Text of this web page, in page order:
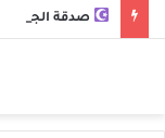
صدقة الجمعة